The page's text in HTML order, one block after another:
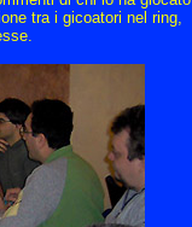
tra i gicoatori nel ring,